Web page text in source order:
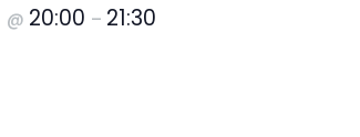
@ 20:00 – 21:30